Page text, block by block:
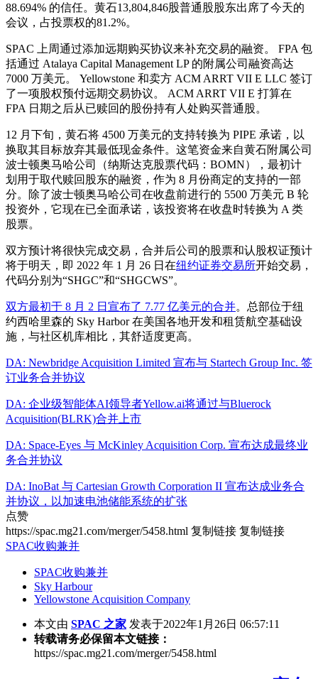
88.694% 的信任。黄石13,804,846股普通股股东出席了今天的
会议，占投票权的81.2%。
SPAC 上周通过添加远期购买协议来补充交易的融资。 FPA 包
括通过 Atalaya Capital Management LP 的附属公司融资高达
7000 万美元。 Yellowstone 和卖方 ACM ARRT VII E LLC 签订
了一项股权预付远期交易协议。 ACM ARRT VII E 打算在
FPA 日期之后从已赎回的股份持有人处购买普通股。
12 月下旬，黄石将 4500 万美元的支持转换为 PIPE 承诺，以
换取其目标放弃其最低现金条件。这笔资金来自黄石附属公司
波士顿奥马哈公司（纳斯达克股票代码：BOMN），最初计
划用于取代赎回股东的融资，作为 8 月份商定的支持的一部
分。除了波士顿奥马哈公司在收盘前进行的 5500 万美元 B 轮
投资外，它现在已全面承诺，该投资将在收盘时转换为 A 类
股票。
双方预计将很快完成交易，合并后公司的股票和认股权证预计
将于明天，即 2022 年 1 月 26 日在纽约证券交易所开始交易，
代码分别为“SHGC”和“SHGCWS”。
双方最初于 8 月 2 日宣布了 7.77 亿美元的合并。总部位于纽
约西哈里森的 Sky Harbor 在美国各地开发和租赁航空基础设
施，与社区机库相比，其舒适度更高。
DA: Newbridge Acquisition Limited 宣布与 Startech Group Inc. 签
订业务合并协议
DA: 企业级智能体AI领导者Yellow.ai将通过与Bluerock
Acquisition(BLRK)合并上市
DA: Space-Eyes 与 McKinley Acquisition Corp. 宣布达成最终业
务合并协议
DA: InoBat 与 Cartesian Growth Corporation II 宣布达成业务合
并协议，以加速电池储能系统的扩张
点赞
https://spac.mg21.com/merger/5458.html 复制链接 复制链接
SPAC收购兼并
SPAC收购兼并
Sky Harbour
Yellowstone Acquisition Company
本文由 SPAC 之家 发表于2022年1月26日 06:57:11
转载请务必保留本文链接：
https://spac.mg21.com/merger/5458.html